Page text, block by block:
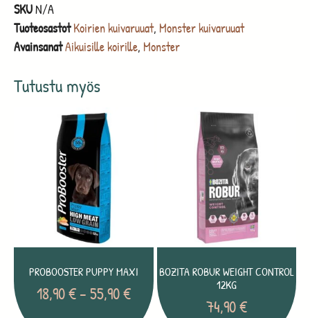
Tutustu myös
PROBOOSTER PUPPY MAXI
18,90€ –55,90€
BOZITA ROBUR WEIGHT CONTROL
12KG
74,90€
SKUN/A
Tuoteosastot Koirien kuivaruuat, Monster kuivaruuat
AvainsanatAikuisille koirille, Monster